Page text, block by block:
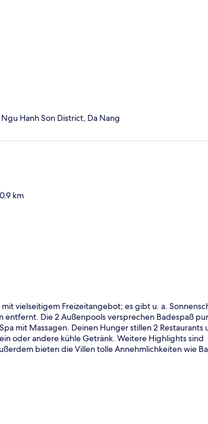
Hanh Son District, Da Nang
km
vielseitigem Freizeitangebot; es gibt u. a.
entfernt. Die 2 Außenpools versprechen Badespaß
mit Massagen. Deinen Hunger stillen 2 Restaurants
oder andere kühle Getränk. Weitere Highlights sind
bieten die Villen tolle Annehmlichkeiten wie